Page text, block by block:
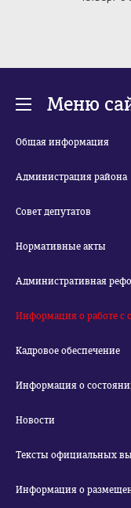
Меню
Общая информация
Администрация района
Совет депутатов
Нормативные акты
Административная
Информация о работе с
Кадровое обеспечение
Информация о
Новости
Тексты официальных
Информация о